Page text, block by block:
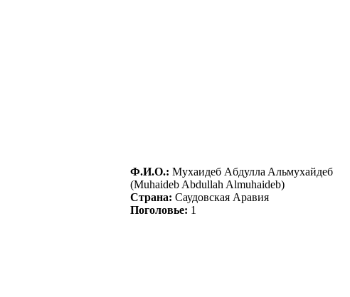
Ф.И.О.: Mуxaидeб Aбдуллa Aльмуxaйдeб
(Muhaideb Abdullah Almuhaideb)
Страна: Саудовская Аравия
Поголовье: 1